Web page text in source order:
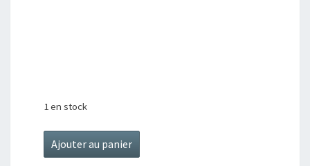
1 en stock
quantité
de
Ajouter au panier